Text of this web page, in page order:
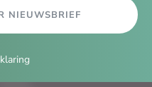
NIEUWSBRIEF